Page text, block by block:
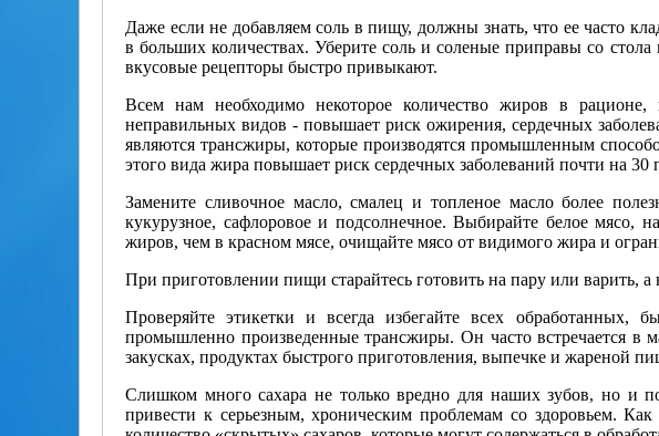
Даже если не добавляем соль в пищу, должны знать, что ее часто
в больших количествах. Уберите соль и соленые приправы со
вкусовые рецепторы быстро привыкают.
Всем нам необходимо некоторое количество жиров в
неправильных видов - повышает риск ожирения, сердечных
являются транс­жиры, которые производятся промышленным
этого вида жира повышает риск сердечных заболеваний почти на 30
Замените сливочное масло, смалец и топленое масло более
кукурузное, сафлоровое и подсолнечное. Выбирайте белое
жиров, чем в красном мясе, очищайте мясо от видимого жира и
При приготовлении пищи старайтесь готовить на пару или варить, а
Проверяйте этикетки и всегда избегайте всех обработанных,
промышленно произведенные трансжиры. Он часто встречается в
закусках, продуктах быстрого приготовления, выпечке и жареной
Слишком много сахара не только вредно для наших зубов, но и
привести к серьезным, хроническим проблемам со здоровьем.